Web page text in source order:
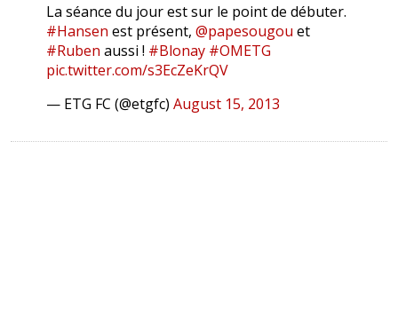
La séance du jour est sur le point de débuter.
#Hansen est présent, @papesougou et
#Ruben aussi ! #Blonay #OMETG
pic.twitter.com/s3EcZeKrQV
— ETG FC (@etgfc) August 15, 2013